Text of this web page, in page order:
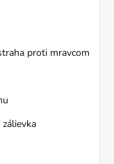
proti mravcom